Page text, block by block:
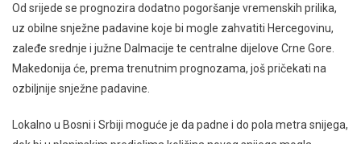
Od srijede se prognozira dodatno pogoršanje vremenskih prilika,
uz obilne snježne padavine koje bi mogle zahvatiti Hercegovinu,
zaleđe srednje i južne Dalmacije te centralne dijelove Crne Gore.
Makedonija će, prema trenutnim prognozama, još pričekati na
ozbiljnije snježne padavine.
Lokalno u Bosni i Srbiji moguće je da padne i do pola metra snijega,